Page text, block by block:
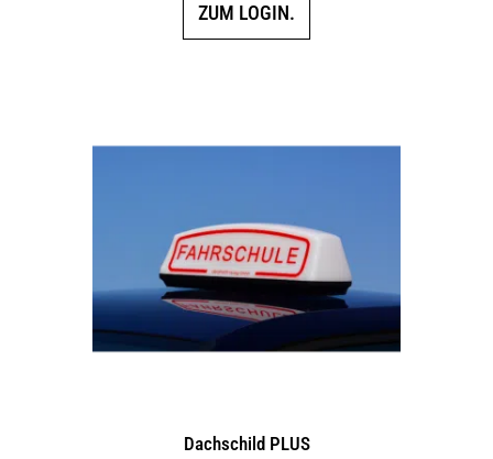
ZUM LOGIN.
Dachschild PLUS